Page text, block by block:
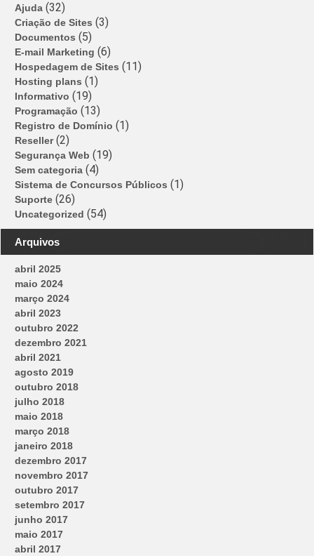
Ajuda (32)
Criação de Sites (3)
Documentos (5)
E-mail Marketing (6)
Hospedagem de Sites (11)
Hosting plans (1)
Informativo (19)
Programação (13)
Registro de Domínio (1)
Reseller(2)
Segurança Web (19)
Sem categoria (4)
Sistema de Concursos Públicos (1)
Suporte (26)
Uncategorized (54)
Arquivos
abril 2025
maio 2024
março 2024
abril 2023
outubro 2022
dezembro 2021
abril 2021
agosto 2019
outubro 2018
julho 2018
maio 2018
março 2018
janeiro 2018
dezembro 2017
novembro 2017
outubro 2017
setembro 2017
junho 2017
maio 2017
abril 2017